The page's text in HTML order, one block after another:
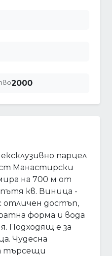
2000
парцел
Манастирски
на 700 м от
кв. Виница -
отличен достъп,
форма и вода
Подходящ е за
Чудесна
търсещи